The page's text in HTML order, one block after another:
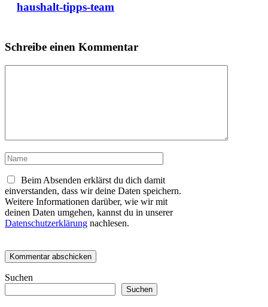
haushalt-tipps-team
Schreibe einen Kommentar
Name
Beim Absenden erklärst du dich damit
einverstanden, dass wir deine Daten speichern.
Weitere Informationen darüber, wie wir mit
deinen Daten umgehen, kannst du in unserer
Datenschutzerklärung nachlesen.
Suchen
Suchen